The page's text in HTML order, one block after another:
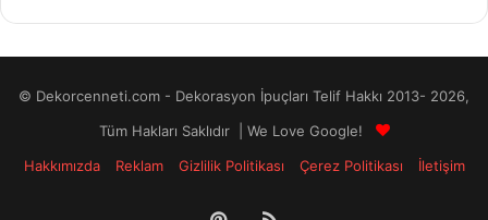
© Dekorcenneti.com - Dekorasyon İpuçları Telif Hakkı 2013- 2026,
Tüm Hakları Saklıdır | We Love Google!
Hakkımızda
Reklam Gizlilik Politikası Çerez Politikası İletişim